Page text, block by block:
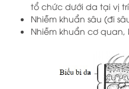
tổ chức dưới da tại vị
Nhiễm khuẩn sâu (đi
Nhiễm khuẩn cơ quan,